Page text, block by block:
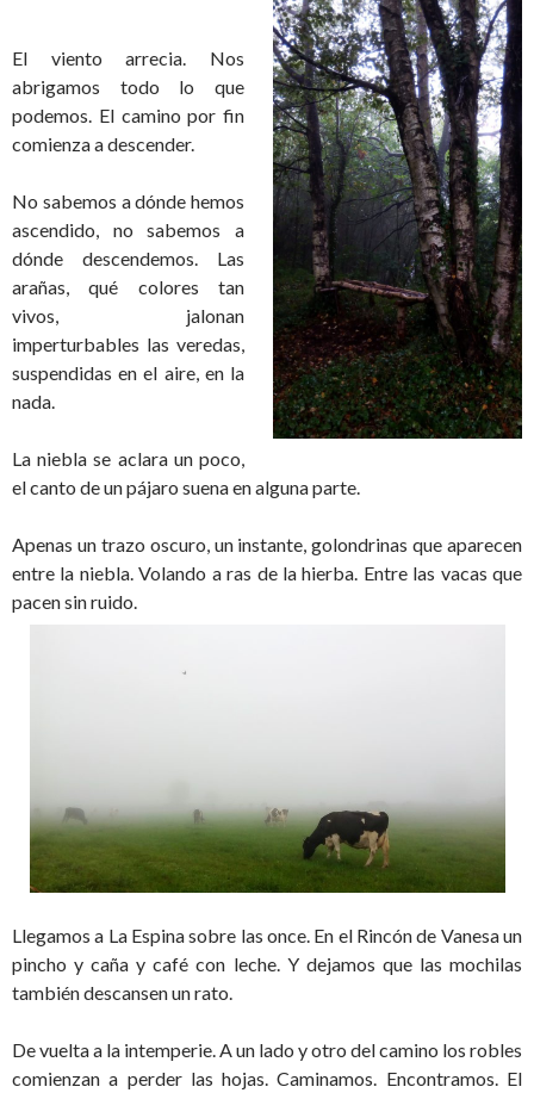
El viento arrecia. Nos
abrigamos todo lo que
podemos. El camino por fin
comienza a descender.
No sabemos a dónde hemos
ascendido, no sabemos a
dónde descendemos. Las
arañas, qué colores tan
vivos, jalonan
imperturbables las veredas,
suspendidas en el aire, en la
nada.
La niebla se aclara un poco,
el canto de un pájaro suena en alguna parte.
Apenas un trazo oscuro, un instante, golondrinas que aparecen
entre la niebla. Volando a ras de la hierba. Entre las vacas que
pacen sin ruido.
Llegamos a La Espina sobre las once. En el Rincón de Vanesa un
pincho y caña y café con leche. Y dejamos que las mochilas
también descansen un rato.
De vuelta a la intemperie. A un lado y otro del camino los robles
comienzan a perder las hojas. Caminamos. Encontramos. El